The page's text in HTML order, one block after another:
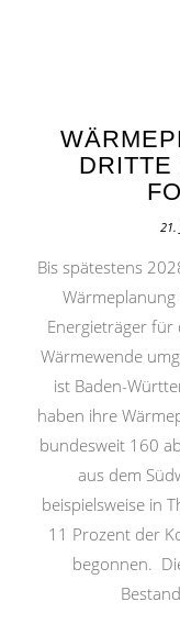
DRITTE
21.
Bis spätestens
Wärmeplanung
Energieträger für
Wärmewende
ist Baden-
haben ihre
bundesweit 160
aus dem
beispielsweise in
11 Prozent der
begonnen.